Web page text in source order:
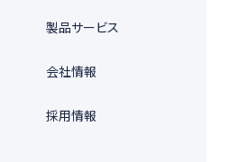
製品サービス
会社情報
採用情報